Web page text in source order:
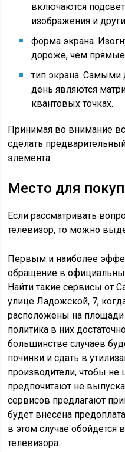
включаются
изображения и
форма экрана.
дороже, чем
тип экрана. Самыми
день являются
квантовых точках.
Принимая во внимание
сделать
элемента.
Место для
Если рассматривать
телевизор, то можно
Первым и наиболее
обращение в
Найти такие сервисы от
улице Ладожской, 7,
расположены на
политика в них
большинстве случаев
починки и сдать в
производители, чтобы не
предпочитают не
сервисов предлагают
будет внесена
в этом случае обойдется
телевизора.